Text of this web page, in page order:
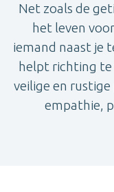
Net zoals de
het leven
iemand naast je
helpt richting te
veilige en
empathie,